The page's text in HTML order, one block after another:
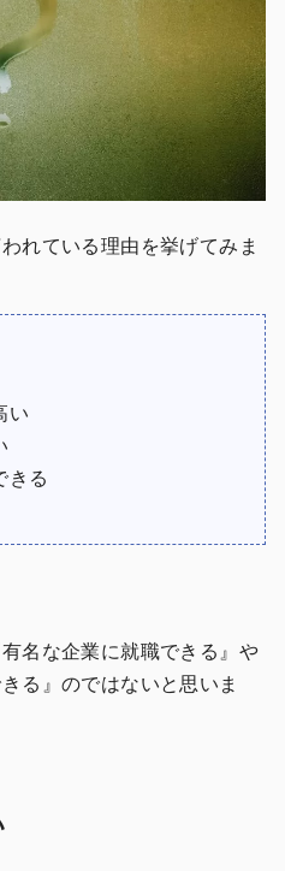
れている理由を挙げてみま
い
きる
名な企業に就職できる』や
る』のではないと思いま